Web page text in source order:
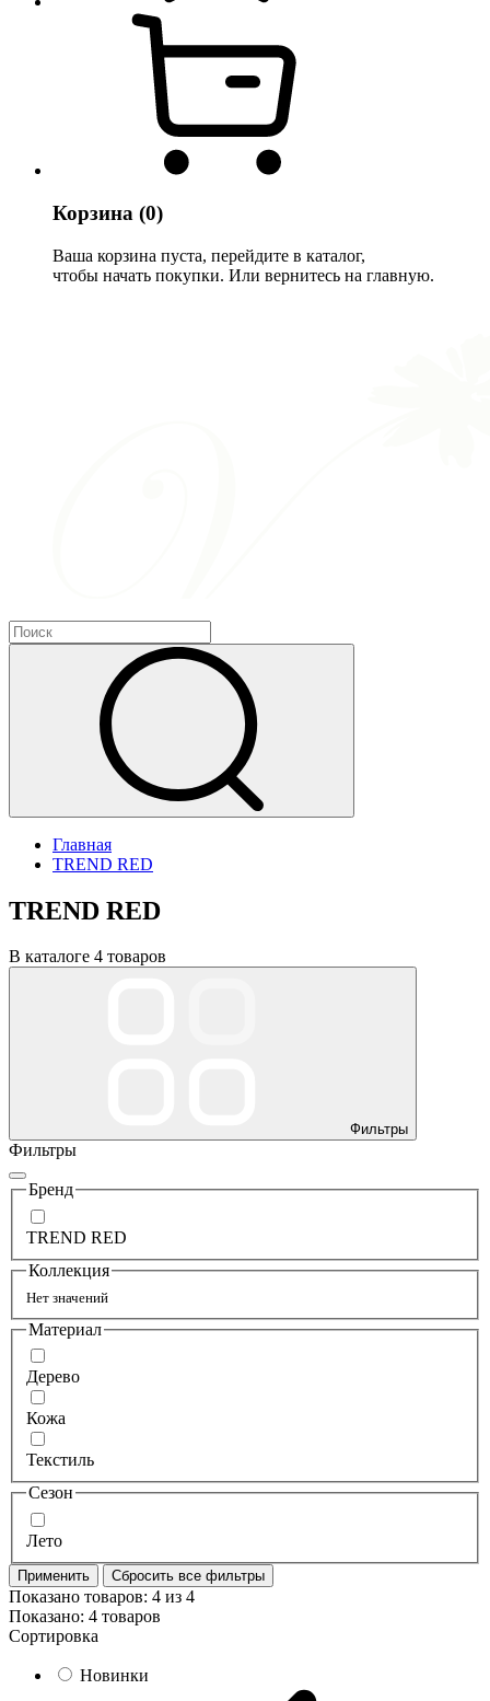
Корзина (0)
Ваша корзина пуста, перейдите в каталог,
чтобы начать покупки. Или вернитесь на главную.
Главная
TREND RED
TREND RED
В каталоге 4 товаров
Фильтры
Фильтры
Бренд
TREND RED
Коллекция
Нет значений
Материал
Дерево
Кожа
Текстиль
Сезон
Лето
Применить Сбросить все фильтры
Показано товаров: 4 из 4
Показано: 4 товаров
Сортировка
Новинки